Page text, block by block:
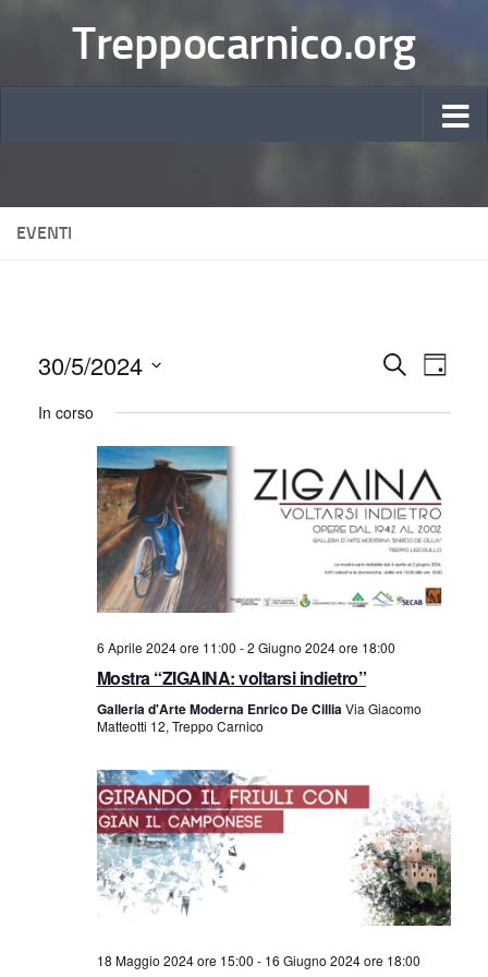
Treppocarnico.org
EVENTI
E
v
e
n
t
i
R
i
e
r
c
a
Cerca
E
v
n
t
o
V
N
a
v
i
Giorno
30/5/2024
In corso
6 Aprile 2024 ore 11:00 -2 Giugno 2024 ore 18:00
Mostra “ZIGAINA: voltarsi indietro”
Galleria d'Arte Moderna Enrico De CilliaVia Giacomo
Matteotti 12, Treppo Carnico
18 Maggio 2024 ore 15:00 - 16 Giugno 2024 ore 18:00